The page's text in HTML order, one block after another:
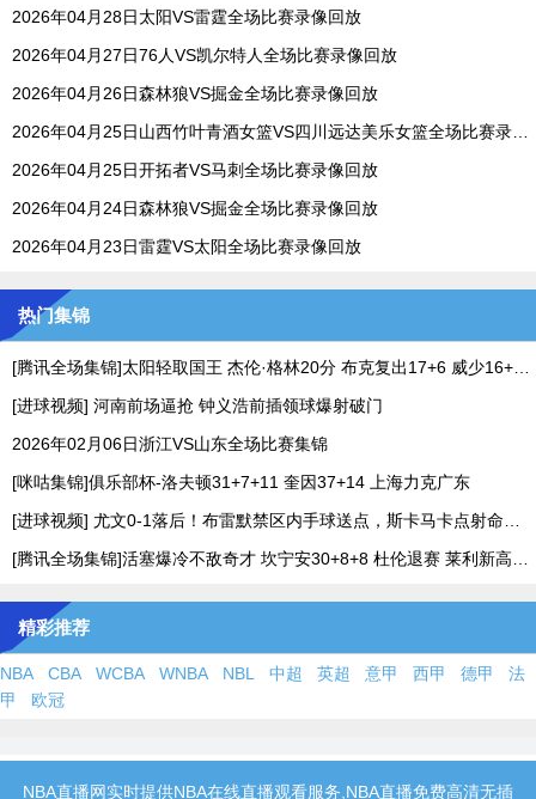
2026年04月28日太阳VS雷霆全场比赛录像回放
2026年04月27日76人VS凯尔特人全场比赛录像回放
2026年04月26日森林狼VS掘金全场比赛录像回放
2026年04月25日开拓者VS马刺全场比赛录像回放
2026年04月24日森林狼VS掘金全场比赛录像回放
2026年04月23日雷霆VS太阳全场比赛录像回放
热门集锦
[进球视频] 河南前场逼抢 钟义浩前插领球爆射破门
2026年02月06日浙江VS山东全场比赛集锦
[咪咕集锦]俱乐部杯-洛夫顿31+7+11 奎因37+14 上海力克广东
精彩推荐
NBA CBA WCBA WNBA NBL 中超 英超 意甲 西甲 德甲
法
甲
欧冠
NBA直播网实时提供NBA在线直播观看服务,NBA直播免费高清无插